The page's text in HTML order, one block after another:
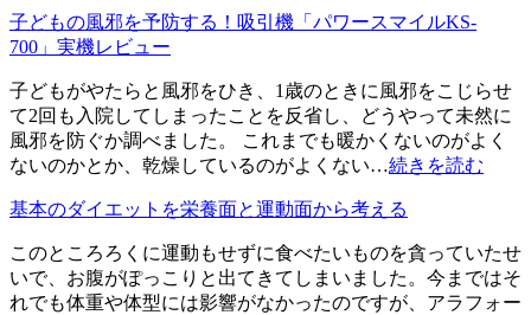
子どもの風邪を予防する！吸引機「パワースマイルKS-
700」実機レビュー
子どもがやたらと風邪をひき、1歳のときに風邪をこじらせ
て2回も入院してしまったことを反省し、どうやって未然に
風邪を防ぐか調べました。 これまでも暖かくないのがよく
ないのかとか、乾燥しているのがよくない…続きを読む
基本のダイエットを栄養面と運動面から考える
このところろくに運動もせずに食べたいものを貪っていたせ
いで、お腹がぽっこりと出てきてしまいました。今まではそ
れでも体重や体型には影響がなかったのですが、アラフォー